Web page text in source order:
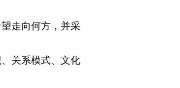
走向何方，并采
关系模式、文化